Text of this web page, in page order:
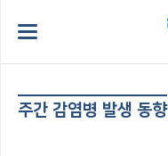
주간 감염병 발생 동향